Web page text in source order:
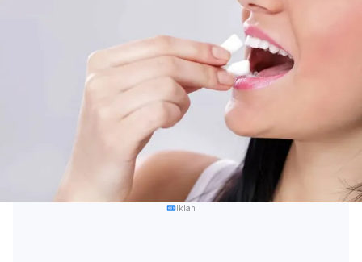
Iklan